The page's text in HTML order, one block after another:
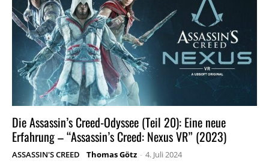
Die Assassin’s Creed-Odyssee (Teil 20): Eine neue
Erfahrung – “Assassin’s Creed: Nexus VR” (2023)
ASSASSIN'S CREED Thomas Götz - 4. Juli 2024